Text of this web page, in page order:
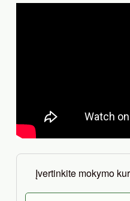
Įvertinkite mokymo